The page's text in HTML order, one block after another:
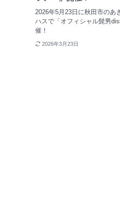
2026年5月23日に秋田市のあ
ハスで「オフィシャル髭男
催！
2026年3月23日